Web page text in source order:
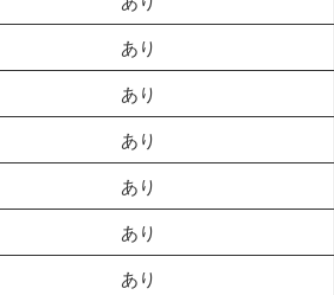
あり
あり
あり
あり
あり
あり